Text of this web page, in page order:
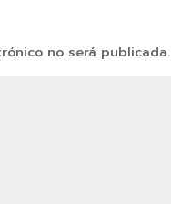
no será publicada.